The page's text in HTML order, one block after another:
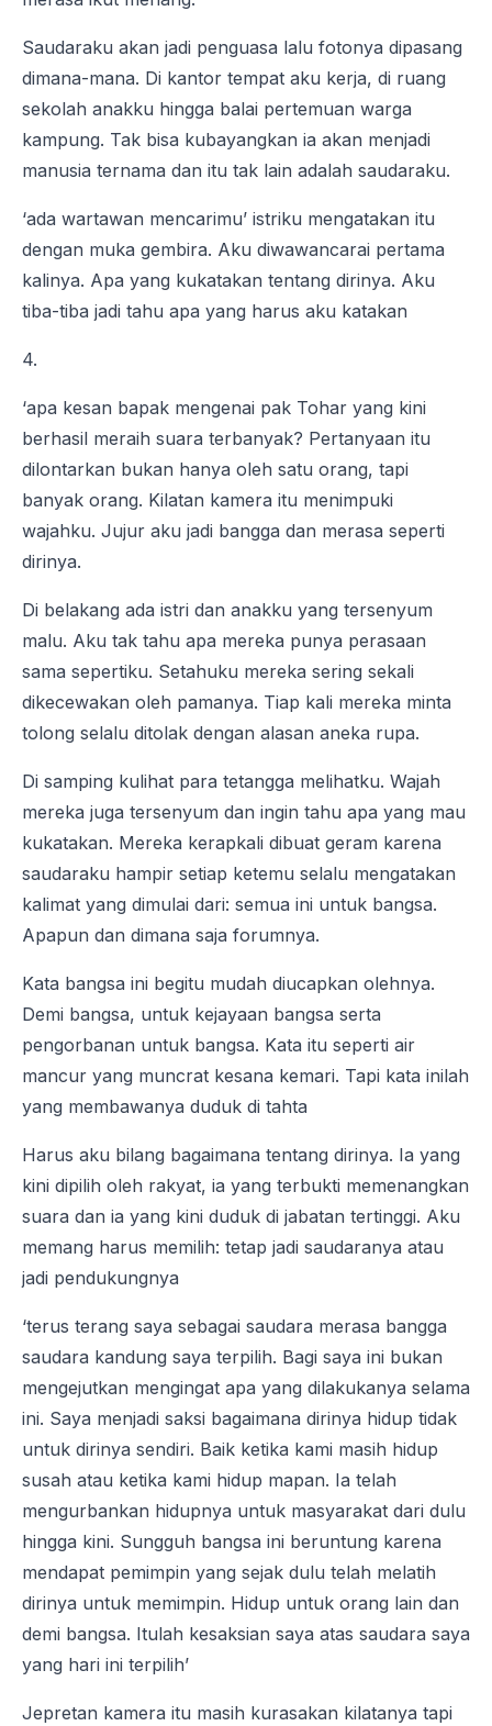
Saudaraku akan jadi penguasa lalu fotonya dipasang
dimana-mana. Di kantor tempat aku kerja, di ruang
sekolah anakku hingga balai pertemuan warga
kampung. Tak bisa kubayangkan ia akan menjadi
manusia ternama dan itu tak lain adalah saudaraku.
‘ada wartawan mencarimu’ istriku mengatakan itu
dengan muka gembira. Aku diwawancarai pertama
kalinya. Apa yang kukatakan tentang dirinya. Aku
tiba-tiba jadi tahu apa yang harus aku katakan
4.
‘apa kesan bapak mengenai pak Tohar yang kini
berhasil meraih suara terbanyak? Pertanyaan itu
dilontarkan bukan hanya oleh satu orang, tapi
banyak orang. Kilatan kamera itu menimpuki
wajahku. Jujur aku jadi bangga dan merasa seperti
dirinya.
Di belakang ada istri dan anakku yang tersenyum
malu. Aku tak tahu apa mereka punya perasaan
sama sepertiku. Setahuku mereka sering sekali
dikecewakan oleh pamanya. Tiap kali mereka minta
tolong selalu ditolak dengan alasan aneka rupa.
Di samping kulihat para tetangga melihatku. Wajah
mereka juga tersenyum dan ingin tahu apa yang mau
kukatakan. Mereka kerapkali dibuat geram karena
saudaraku hampir setiap ketemu selalu mengatakan
kalimat yang dimulai dari: semua ini untuk bangsa.
Apapun dan dimana saja forumnya.
Kata bangsa ini begitu mudah diucapkan olehnya.
Demi bangsa, untuk kejayaan bangsa serta
pengorbanan untuk bangsa. Kata itu seperti air
mancur yang muncrat kesana kemari. Tapi kata inilah
yang membawanya duduk di tahta
Harus aku bilang bagaimana tentang dirinya. Ia yang
kini dipilih oleh rakyat, ia yang terbukti memenangkan
suara dan ia yang kini duduk di jabatan tertinggi. Aku
memang harus memilih: tetap jadi saudaranya atau
jadi pendukungnya
‘terus terang saya sebagai saudara merasa bangga
saudara kandung saya terpilih. Bagi saya ini bukan
mengejutkan mengingat apa yang dilakukanya selama
ini. Saya menjadi saksi bagaimana dirinya hidup tidak
untuk dirinya sendiri. Baik ketika kami masih hidup
susah atau ketika kami hidup mapan. Ia telah
mengurbankan hidupnya untuk masyarakat dari dulu
hingga kini. Sungguh bangsa ini beruntung karena
mendapat pemimpin yang sejak dulu telah melatih
dirinya untuk memimpin. Hidup untuk orang lain dan
demi bangsa. Itulah kesaksian saya atas saudara saya
yang hari ini terpilih’
Jepretan kamera itu masih kurasakan kilatanya tapi